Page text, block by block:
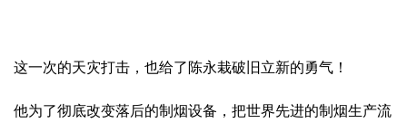
这一次的天灾打击，也给了陈永栽破旧立新的勇气！
他为了彻底改变落后的制烟设备，把世界先进的制烟生产流